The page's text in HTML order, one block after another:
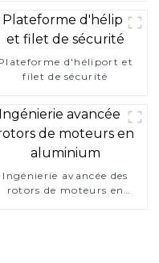
d'héliport et
filet de sécurité
Ingénierie avancée des
rotors de moteurs en